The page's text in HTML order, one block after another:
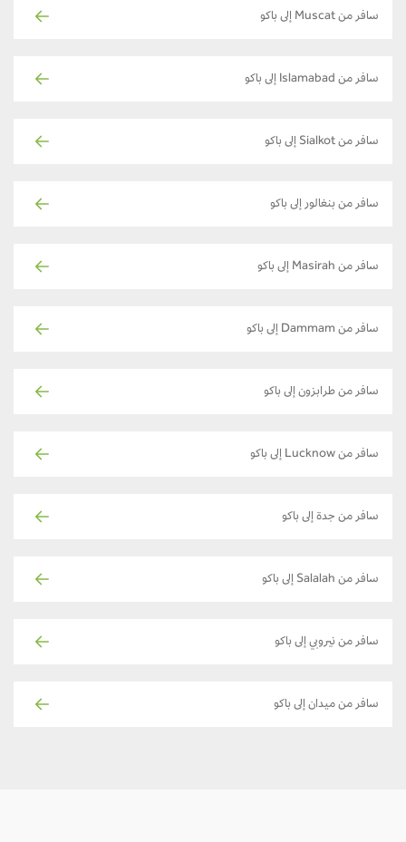
سافر من Muscat إلى باكو
سافر من Islamabad إلى باكو
سافر من Sialkot إلى باكو
سافر من بنغالور إلى باكو
سافر من Masirah إلى باكو
سافر من Dammam إلى باكو
سافر من طرابزون إلى باكو
سافر من Lucknow إلى باكو
سافر من جدة إلى باكو
سافر من Salalah إلى باكو
سافر من نيروبي إلى باكو
سافر من ميدان إلى باكو